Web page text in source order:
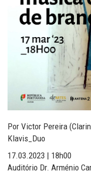
Por Victor Pereira
Klavis_Duo
17.03.2023 | 18h00
Auditório Dr. Arménio